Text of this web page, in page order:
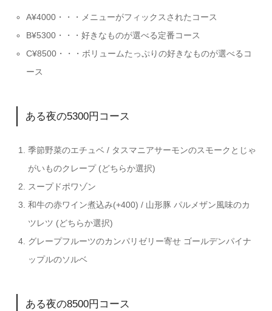
A¥4000・・・メニューがフィックスされたコース
B¥5300・・・好きなものが選べる定番コース
C¥8500・・・ボリュームたっぷりの好きなものが選べるコ
ース
ある夜の5300円コース
季節野菜のエチュベ / タスマニアサーモンのスモークとじゃ
がいものクレープ (どちらか選択)
スープドポワゾン
和牛の赤ワイン煮込み(+400) / 山形豚 パルメザン風味のカ
ツレツ (どちらか選択)
グレープフルーツのカンパリゼリー寄せ ゴールデンパイナ
ップルのソルベ
ある夜の8500円コース